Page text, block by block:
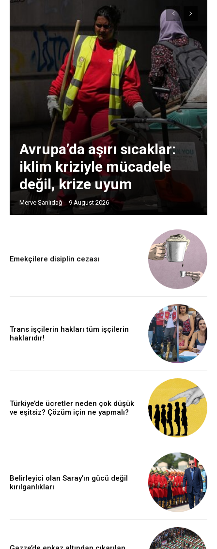
Avrupa’da aşırı sıcaklar:
iklim kriziyle mücadele
değil, krize uyum
Merve Şanlıdağ - 9 August 2026
Emekçilere disiplin cezası
Trans işçilerin hakları tüm işçilerin
haklarıdır!
Türkiye’de ücretler neden çok düşük
ve eşitsiz? Çözüm için ne yapmalı?
Belirleyici olan Saray’ın gücü değil
kırılganlıkları